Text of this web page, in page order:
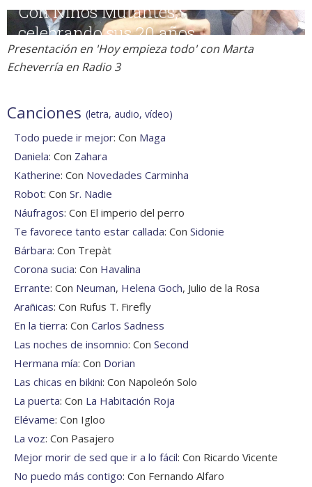
Presentación en 'Hoy empieza todo' con Marta
Echeverría en Radio 3
Canciones (letra, audio, vídeo)
Todo puede ir mejor: Con Maga
Daniela: Con Zahara
Katherine: Con Novedades Carminha
Robot: Con Sr. Nadie
Náufragos: Con El imperio del perro
Te favorece tanto estar callada: Con Sidonie
Bárbara: Con Trepàt
Corona sucia: Con Havalina
Errante: Con Neuman, Helena Goch, Julio de la Rosa
Arañicas: Con Rufus T. Firefly
En la tierra: Con Carlos Sadness
Las noches de insomnio: Con Second
Hermana mía: Con Dorian
Las chicas en bikini: Con Napoleón Solo
La puerta: Con La Habitación Roja
Elévame: Con Igloo
La voz: Con Pasajero
Mejor morir de sed que ir a lo fácil: Con Ricardo Vicente
No puedo más contigo: Con Fernando Alfaro